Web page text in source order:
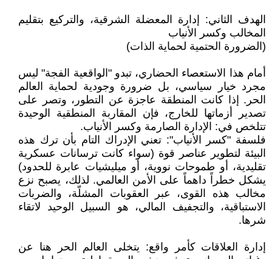
الهدف الثاني: إدارة المعضلة الشرقية، والتركيع بتقليم
المخالب وكسر الأنياب
(الضرورة الحتمية لحماية الذات)
أمام هذا الاستعصاء الحضاري، تبدو "الواقعية الفجة" ليس
مجرد خيار سياسي، بل ضرورة وجودية لحماية العالم
الحر. إذا كانت المنطقة عاجزة عن التطور، وتصر على
تصدير أزماتها للخارج، فإن المقاربة المنطقية الوحيدة
تتلخص في: الإدارة الصارمة وكسر الأنياب.
فلسفة "كسر الأنياب": تعني الإدراك التام بأن ترك هذه
البيئة لتطوير عناصر قوة (سواء كانت ترسانات عسكرية
تقليدية، أو طموحات نووية، أو ميليشيات عابرة للحدود)
يشكل خطراً داهماً على الأمن العالمي. لذلك، يصبح نزع
مخالب هذه القوى، عبر العقوبات المشلّة، والضربات
الاستباقية، والتجفيف المالي، هو السبيل الوحيد لاتقاء
شرها.
إدارة العلاقات كأمر واقع: يتخلى العالم الحر هنا عن